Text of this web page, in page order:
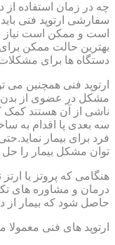
چه در زمان استفاده
سفارشی ارتوپد فنی
است و ممکن است نیاز
بهترین حالت ممکن برای
دستگاه ها برای
ارتوپد فنی همچنین می
مشکل در عضوی از بدن
ناشی از آن هستند کمک
سه بعدی پا اقدام به
فرد برای بیمار
توان مشکل بیمار را حل
هنگامی که پروتز یا
درمان و مشاوره های
حاصل شود که بیمار
ارتوپد های فنی معمولا